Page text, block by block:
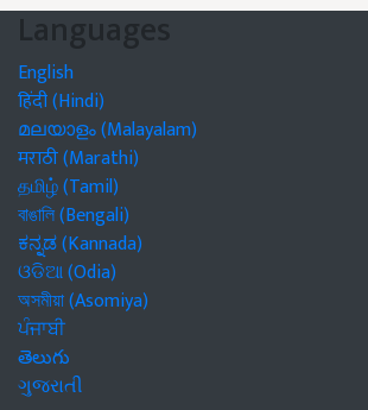
Languages
English
हिंदी (Hindi)
മലയാളം (Malayalam)
मराठी (Marathi)
தமிழ் (Tamil)
বাঙালি (Bengali)
ಕನ್ನಡ (Kannada)
ଓଡିଆ (Odia)
অসমীয়া (Asomiya)
ਪੰਜਾਬੀ
తెలుగు
ગુજરાતી